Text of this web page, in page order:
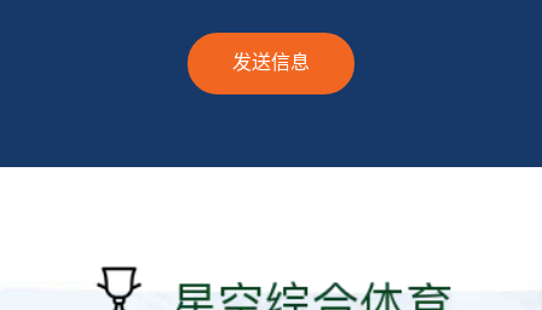
发送信息